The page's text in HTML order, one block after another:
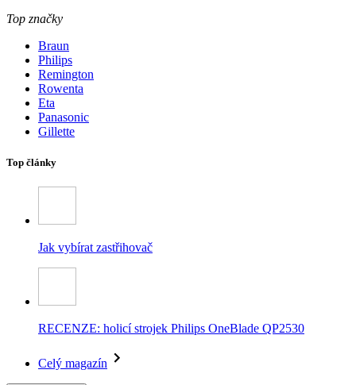
Top značky
Braun
Philips
Remington
Rowenta
Eta
Panasonic
Gillette
Top články
Jak vybírat zastřihovač
RECENZE: holicí strojek Philips OneBlade QP2530
Celý magazín